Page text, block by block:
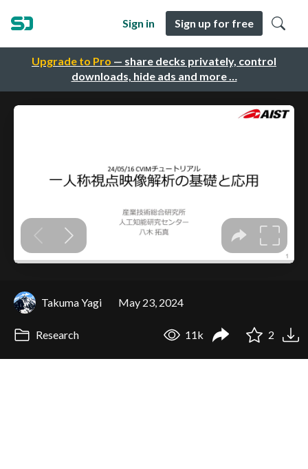
Upgrade to Pro — share decks privately, control
downloads, hide ads and more …
Sign in Sign up for free
Takuma Yagi May 23, 2024
Research 11k 2